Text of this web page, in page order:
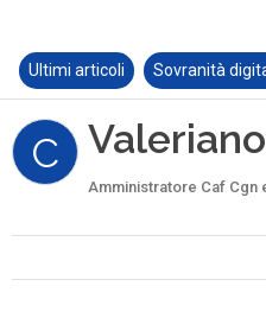
Ultimi articoli Sovranità
C
Amministratore Caf Cgn